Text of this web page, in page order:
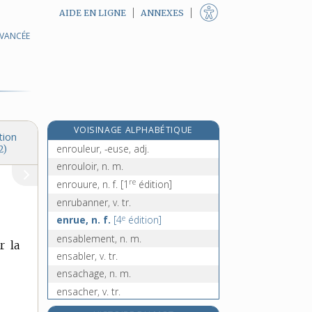
AIDE EN LIGNE ANNEXES
la
VOISINAGE ALPHABÉTIQUE
enrouler, v. tr.
enrouleur, -euse, adj.
enrouloir, n. m.
enrouure, n. f. [1 re édition]
enrubanner, v. tr.
enrue, n. f. [4e édition]
ensablement, n. m.
ensabler, v. tr.
ensachage, n. m.
ensacher, v. tr.
ensacheur, -euse, n.